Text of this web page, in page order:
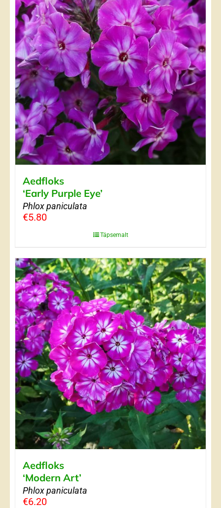
Aedfloks
‘Early Purple Eye’
Phlox paniculata
€5.80
Täpsemalt
Aedfloks
‘Modern Art’
Phlox paniculata
€6.20